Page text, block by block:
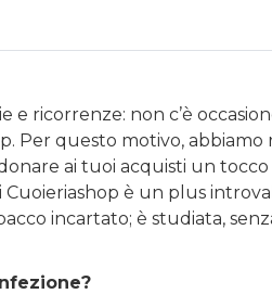
e ricorrenze: non c’è
. Per questo motivo, abbiamo
ai tuoi acquisti un
Cuoieriashop è un plus
incartato; è studiata,